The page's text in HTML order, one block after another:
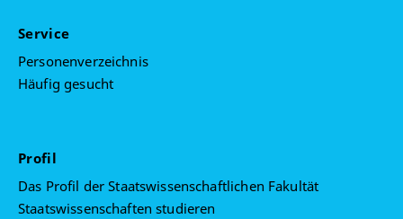
Service
Personenverzeichnis
Häufig gesucht
Profil
Das Profil der Staatswissenschaftlichen Fakultät
Staatswissenschaften studieren